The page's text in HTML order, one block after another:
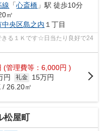
線 「心斎橋 」駅 徒歩10分
㎡
中央区島之内 １丁目
きる１Ｋです☆日当たり良好で24
(管理費等：6,000円 )
円 礼金
15万円
/ 26.20㎡
屋町